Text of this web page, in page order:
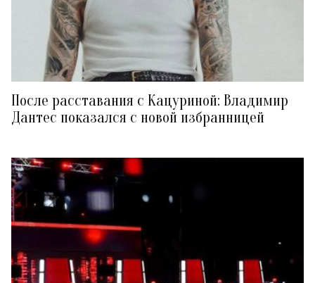
После расставания с Кацуриной: Владимир
Дантес показался с новой избранницей